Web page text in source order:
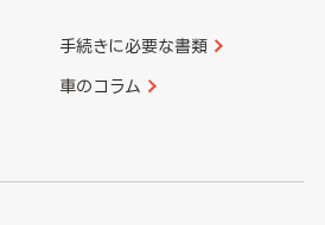
手続きに必要な書類
車のコラム